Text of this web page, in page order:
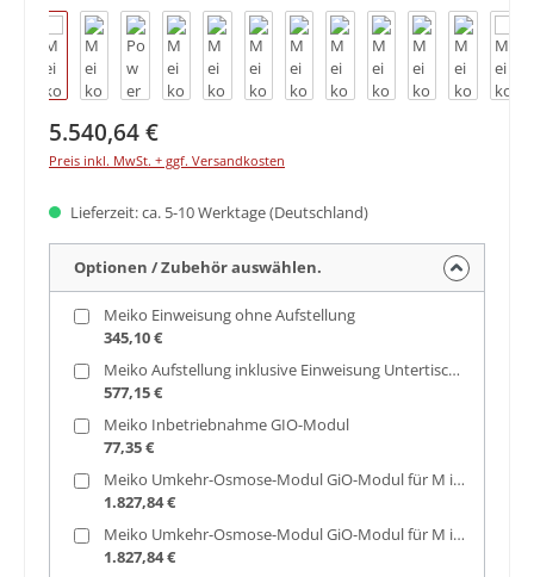
Regulärer Preis:
5.540,64 €
Preis inkl. MwSt. + ggf. Versandkosten
Lieferzeit: ca. 5-10 Werktage (Deutschland)
Optionen / Zubehör auswählen.
Meiko Einweisung ohne Aufstellung
345,10 €
Meiko Aufstellung inklusive Einweisung Untertischspülmaschinen
577,15 €
Meiko Inbetriebnahme GIO-Modul
77,35 €
Meiko Umkehr-Osmose-Modul GiO-Modul für M iClean UM Sockel 120mm
1.827,84 €
Meiko Umkehr-Osmose-Modul GiO-Modul für M iClean UM Sockel 150mm
1.827,84 €